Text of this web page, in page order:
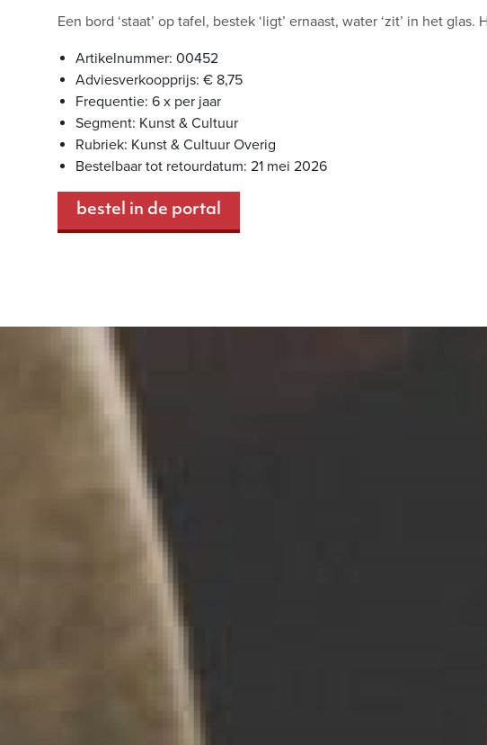
Een bord ‘staat’ op tafel, bestek ‘ligt’ ernaast, water ‘zit’ in het
Artikelnummer: 00452
Adviesverkoopprijs: € 8,75
Frequentie: 6 x per jaar
Segment: Kunst & Cultuur
Rubriek: Kunst & Cultuur Overig
Bestelbaar tot retourdatum: 21 mei 2026
bestel in de portal